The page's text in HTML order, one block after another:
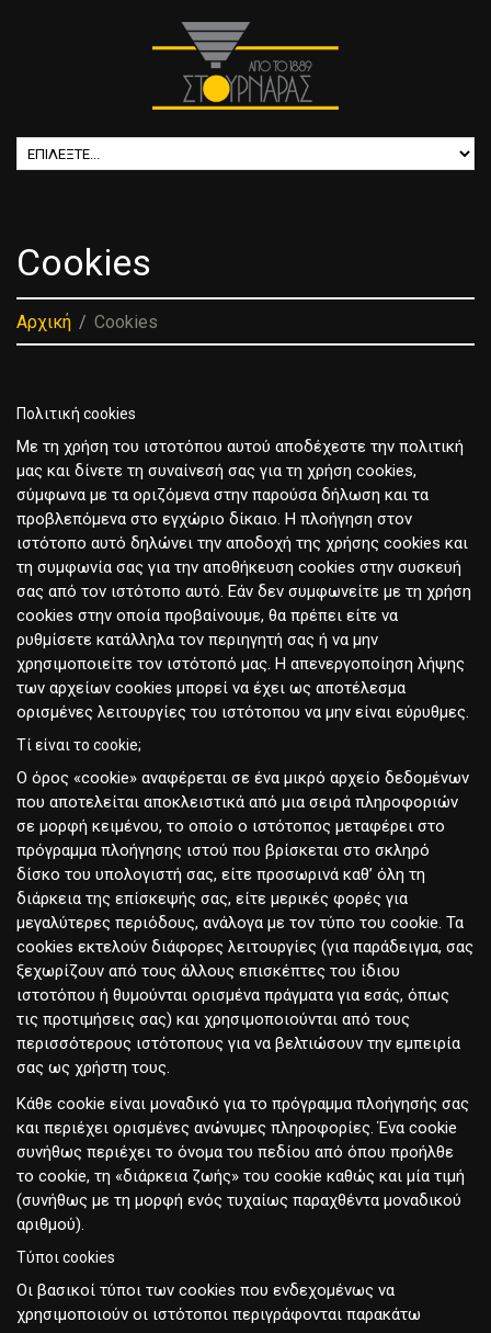
Cookies
Αρχική Cookies
Πολιτική cookies
Με τη χρήση του ιστοτόπου αυτού αποδέχεστε την πολιτική
μας και δίνετε τη συναίνεσή σας για τη χρήση cookies,
σύμφωνα με τα οριζόμενα στην παρούσα δήλωση και τα
προβλεπόμενα στο εγχώριο δίκαιο. Η πλοήγηση στον
ιστότοπο αυτό δηλώνει την αποδοχή της χρήσης cookies και
τη συμφωνία σας για την αποθήκευση cookies στην συσκευή
σας από τον ιστότοπο αυτό. Εάν δεν συμφωνείτε με τη χρήση
cookies στην οποία προβαίνουμε, θα πρέπει είτε να
ρυθμίσετε κατάλληλα τον περιηγητή σας ή να μην
χρησιμοποιείτε τον ιστότοπό μας. Η απενεργοποίηση λήψης
των αρχείων cookies μπορεί να έχει ως αποτέλεσμα
ορισμένες λειτουργίες του ιστότοπου να μην είναι εύρυθμες.
Τί είναι το cookie;
Ο όρος «cookie» αναφέρεται σε ένα μικρό αρχείο δεδομένων
που αποτελείται αποκλειστικά από μια σειρά πληροφοριών
σε μορφή κειμένου, το οποίο ο ιστότοπος μεταφέρει στο
πρόγραμμα πλοήγησης ιστού που βρίσκεται στο σκληρό
δίσκο του υπολογιστή σας, είτε προσωρινά καθ’ όλη τη
διάρκεια της επίσκεψής σας, είτε μερικές φορές για
μεγαλύτερες περιόδους, ανάλογα με τον τύπο του cookie. Τα
cookies εκτελούν διάφορες λειτουργίες (για παράδειγμα, σας
ξεχωρίζουν από τους άλλους επισκέπτες του ίδιου
ιστοτόπου ή θυμούνται ορισμένα πράγματα για εσάς, όπως
τις προτιμήσεις σας) και χρησιμοποιούνται από τους
περισσότερους ιστότοπους για να βελτιώσουν την εμπειρία
σας ως χρήστη τους.
Κάθε cookie είναι μοναδικό για το πρόγραμμα πλοήγησής σας
και περιέχει ορισμένες ανώνυμες πληροφορίες. Ένα cookie
συνήθως περιέχει το όνομα του πεδίου από όπου προήλθε
το cookie, τη «διάρκεια ζωής» του cookie καθώς και μία τιμή
(συνήθως με τη μορφή ενός τυχαίως παραχθέντα μοναδικού
αριθμού).
Τύποι cookies
Οι βασικοί τύποι των cookies που ενδεχομένως να
χρησιμοποιούν οι ιστότοποι περιγράφονται παρακάτω